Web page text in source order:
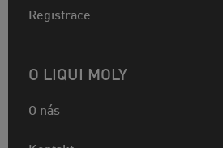
Registrace
O LIQUI MOLY
O nás